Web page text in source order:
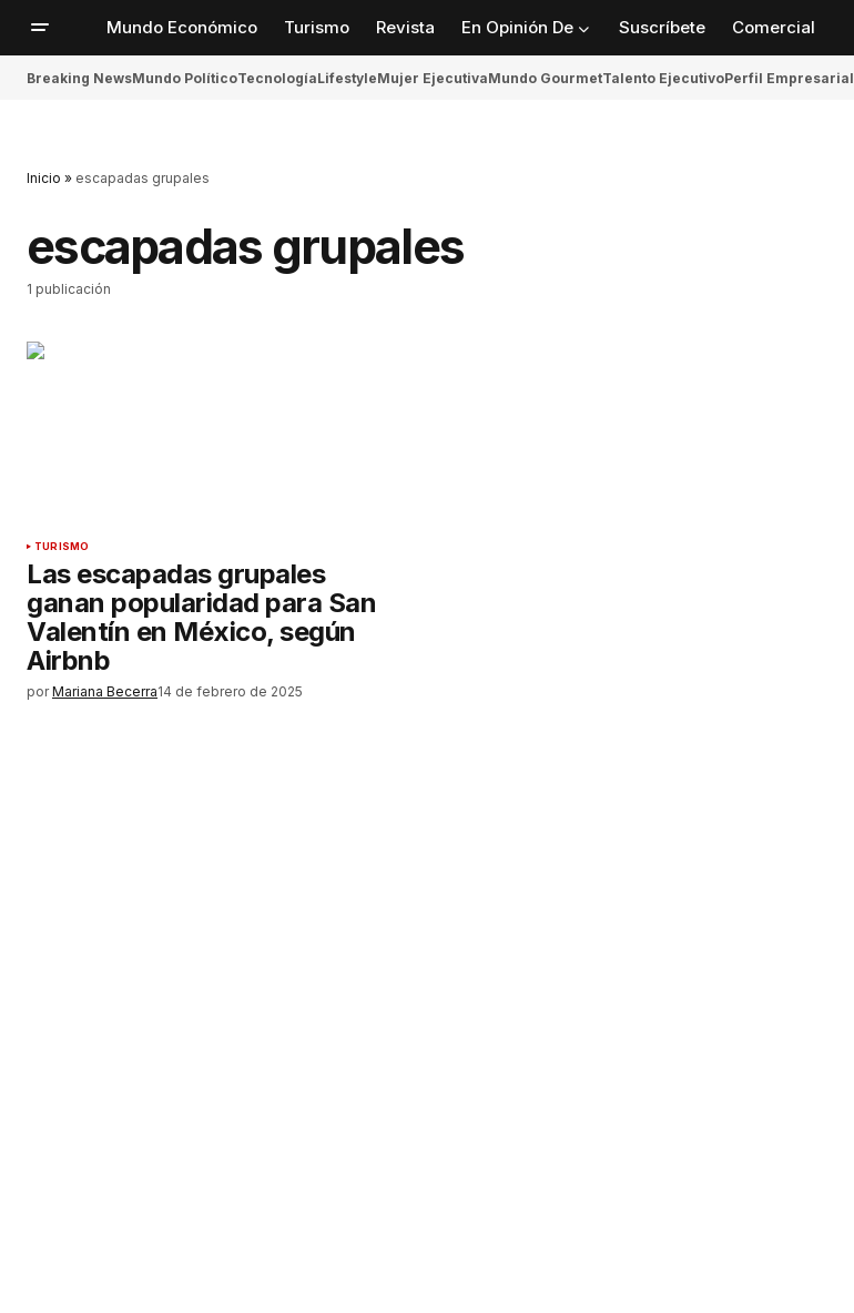
Mundo Económico Turismo Revista En Opinión De Suscríbete Comercial
Breaking NewsMundo PolíticoTecnologíaLifestyleMujer EjecutivaMundo GourmetTalento EjecutivoPerfil Empresarial
Inicio » escapadas grupales
escapadas grupales
1 publicación
TURISMO
Las escapadas grupales
ganan popularidad para San
Valentín en México, según
Airbnb
por Mariana Becerra14 de febrero de 2025